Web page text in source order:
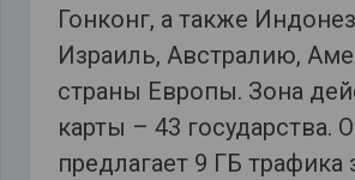
Гонконг, а также
Израиль, Австралию,
страны Европы. Зона
карты – 43 государства.
предлагает 9 ГБ трафика